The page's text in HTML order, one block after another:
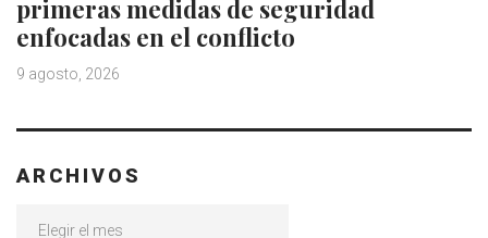
primeras medidas de seguridad
enfocadas en el conflicto
9 agosto, 2026
ARCHIVOS